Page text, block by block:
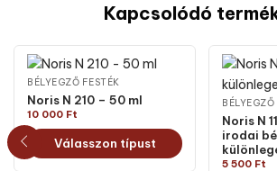
Kapcsolódó
BÉLYEGZŐ FESTÉK
Noris N 210 – 50 ml
10 000 Ft
Válasszon típust
BÉLYEGZŐ
Noris N
irodai
5 500 Ft